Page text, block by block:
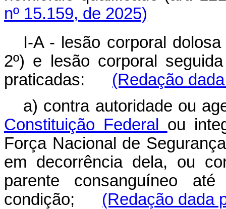
nº 15.159, de 2025)
I-A - lesão corporal
2º) e lesão corporal
praticadas: (Redação
a) contra autoridade ou
Constituição Federal ou
Força Nacional de
em decorrência dela, ou
parente consanguíneo
condição; (Redação dada